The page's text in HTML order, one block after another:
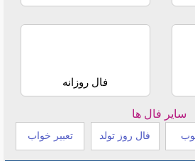
فال روزانه
سایر فال ها
فال روز تولد تعبیر خواب